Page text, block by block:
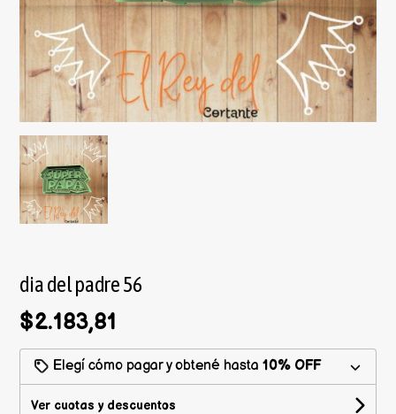
dia del padre 56
$2.183,81
Elegí cómo pagar y obtené hasta10% OFF
Ver cuotas y descuentos